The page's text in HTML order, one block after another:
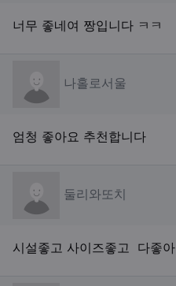
너무 좋네여 짱입니다 ㅋㅋ
나홀로서울
엄청 좋아요 추천합니다
둘리와또치
시설좋고 사이즈좋고 다좋아